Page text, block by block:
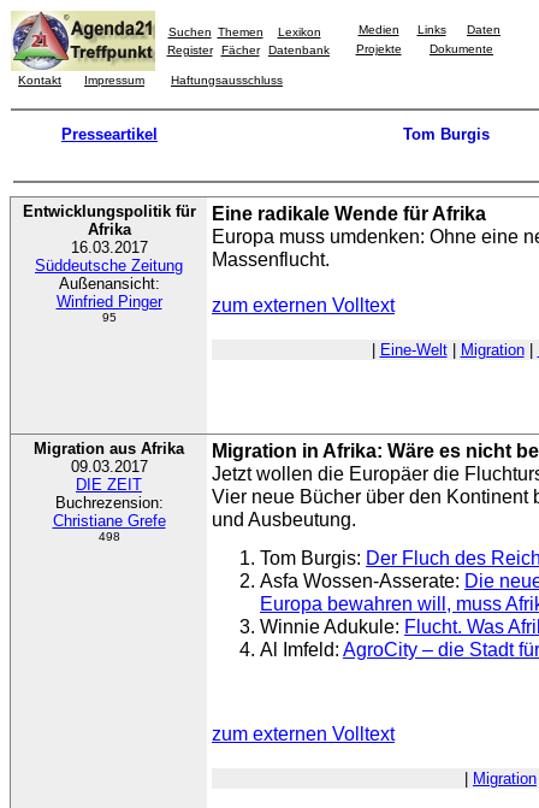
Suchen Themen
Lexikon
Register
Fächer Datenbank
Medien Links
Daten
Projekte
Dokumente
Kontakt Impressum Haftungsausschluss
Presseartikel Tom Burgis
Entwicklungspolitik für
Afrika
16.03.2017
Süddeutsche Zeitung
Außenansicht:
Winfried Pinger
95
Eine radikale Wende für Afrika
Europa muss umdenken: Ohne eine
Massenflucht.
zum externen Volltext
Eine-Welt| Migration|
Migration aus Afrika
09.03.2017
DIE ZEIT
Buchrezension:
Christiane Grefe
498
Migration in Afrika: Wäre es nicht
Jetzt wollen die Europäer die
Vier neue Bücher über den Kontinent
und Ausbeutung.
Tom Burgis: Der Fluch des
Asfa Wossen-Asserate: Die
Europa bewahren will, muss
Winnie Adukule: Flucht. Was
Al Imfeld: AgroCity – die Stadt
zum externen Volltext
Migration